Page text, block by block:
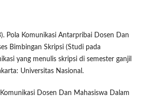
Pola Komunikasi Antarpribai Dosen Dan
Bimbingan Skripsi (Studi pada
yang menulis skripsi di semester ganjil
Universitas Nasional.
Dosen Dan Mahasiswa Dalam